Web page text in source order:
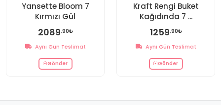
Yansette Bloom 7
Kırmızı Gül
2089,90₺
Aynı Gün Teslimat
Gönder
Kraft Rengi Buket
Kağıdında 7 ...
1259,90₺
Aynı Gün Teslimat
Gönder